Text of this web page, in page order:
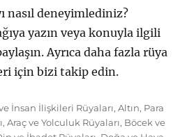
nasıl deneyimlediniz?
yazın veya konuyla ilgili
Ayrıca daha fazla rüya
için bizi takip edin.
İnsan İlişkileri Rüyaları,Altın, Para
,Araç ve Yolculuk Rüyaları, Böcek ve